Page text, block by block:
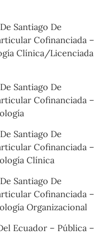
Santiago De
Cofinanciada –
Clínica/Licenciada
Santiago De
Cofinanciada –
Santiago De
Cofinanciada –
Clínica
Santiago De
Cofinanciada –
Organizacional
Ecuador – Pública –